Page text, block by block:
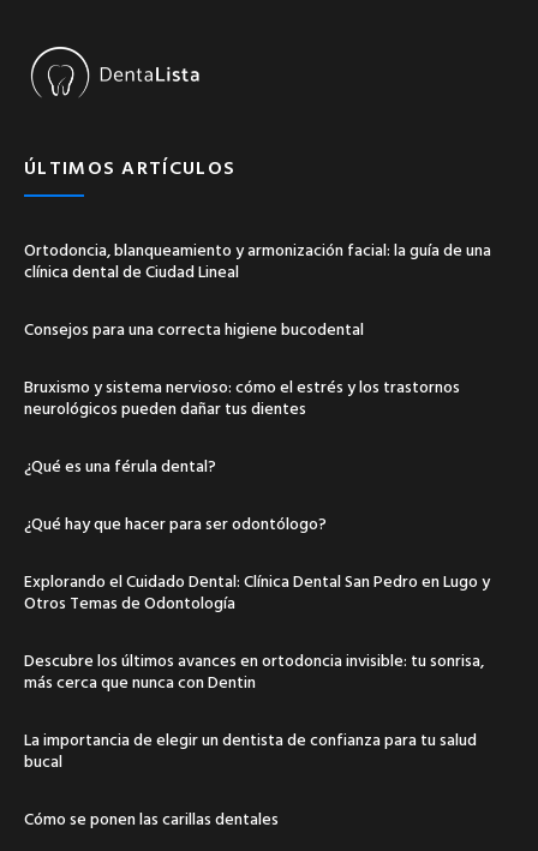
ÚLTIMOS ARTÍCULOS
Ortodoncia, blanqueamiento y armonización facial: la guía de una
clínica dental de Ciudad Lineal
Consejos para una correcta higiene bucodental
Bruxismo y sistema nervioso: cómo el estrés y los trastornos
neurológicos pueden dañar tus dientes
¿Qué es una férula dental?
¿Qué hay que hacer para ser odontólogo?
Explorando el Cuidado Dental: Clínica Dental San Pedro en Lugo y
Otros Temas de Odontología
Descubre los últimos avances en ortodoncia invisible: tu sonrisa,
más cerca que nunca con Dentin
La importancia de elegir un dentista de confianza para tu salud
bucal
Cómo se ponen las carillas dentales